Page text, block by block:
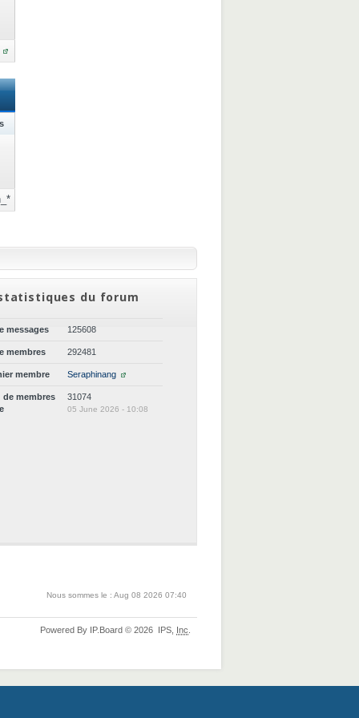
du forum
messages 125608
membres 292481
membre Seraphinang
de membres
31074
05 June 2026 - 10:08
Nous sommes le : Aug 08 2026 07:40
Powered By IP.Board © 2026 IPS, Inc